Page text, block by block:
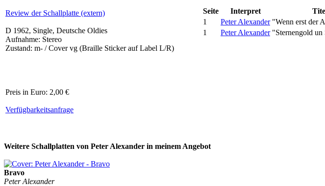
Review der Schallplatte (extern)
D 1962, Single, Deutsche Oldies
Aufnahme: Stereo
Zustand: m- / Cover vg (Braille Sticker auf Label L/R)
Preis in Euro: 2,00 €
Verfügbarkeitsanfrage
Seite Interpret
1
Peter Alexander "Wenn erst der
1
Peter Alexander "Sternengold
Weitere Schallplatten von Peter Alexander in meinem Angebot
Bravo
Peter Alexander